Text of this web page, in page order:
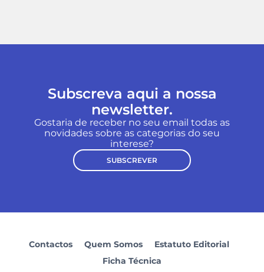
Subscreva aqui a nossa
newsletter.
Gostaria de receber no seu email todas as
novidades sobre as categorias do seu
interese?
SUBSCREVER
Contactos Quem Somos
Estatuto Editorial
Ficha Técnica